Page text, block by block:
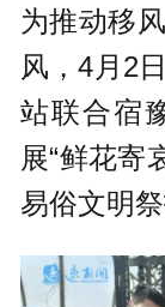
为推动移
风，4月2
站联合宿
展“鲜花寄
易俗文明祭